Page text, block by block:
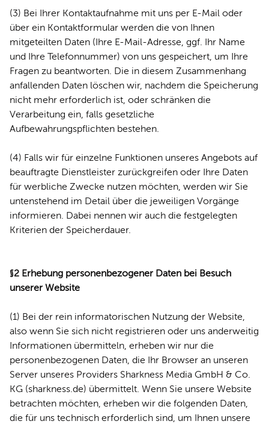
(3) Bei Ihrer Kontaktaufnahme mit uns per E-Mail oder
über ein Kontaktformular werden die von Ihnen
mitgeteilten Daten (Ihre E-Mail-Adresse, ggf. Ihr Name
und Ihre Telefonnummer) von uns gespeichert, um Ihre
Fragen zu beantworten. Die in diesem Zusammenhang
anfallenden Daten löschen wir, nachdem die Speicherung
nicht mehr erforderlich ist, oder schränken die
Verarbeitung ein, falls gesetzliche
Aufbewahrungspflichten bestehen.
(4) Falls wir für einzelne Funktionen unseres Angebots auf
beauftragte Dienstleister zurückgreifen oder Ihre Daten
für werbliche Zwecke nutzen möchten, werden wir Sie
untenstehend im Detail über die jeweiligen Vorgänge
informieren. Dabei nennen wir auch die festgelegten
Kriterien der Speicherdauer.
§2 Erhebung personenbezogener Daten bei Besuch
unserer Website
(1) Bei der rein informatorischen Nutzung der Website,
also wenn Sie sich nicht registrieren oder uns anderweitig
Informationen übermitteln, erheben wir nur die
personenbezogenen Daten, die Ihr Browser an unseren
Server unseres Providers Sharkness Media GmbH & Co.
KG (sharkness.de) übermittelt. Wenn Sie unsere Website
betrachten möchten, erheben wir die folgenden Daten,
die für uns technisch erforderlich sind, um Ihnen unsere